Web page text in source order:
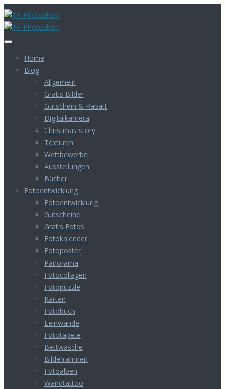
Home
Blog
Allgemein
Gratis Bilder
Gutschein & Rabatt
Digitalkamera
Christmas story
Texturen
Wettbewerbe
Ausstellungen
Bücher
Fotoentwicklung
Fotoentwicklung
Gutscheine
Gratis Fotos
Fotokalender
Fotoposter
Panorama
Fotocollagen
Fotopuzzle
Karten
Fotobuch
Leinwände
Fototapete
Bettwäsche
Bilderrahmen
Fotoalben
Wandtattoo